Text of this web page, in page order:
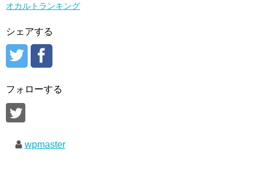
オカルトランキング
シェアする
フォローする
wpmaster